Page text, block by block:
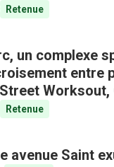
Retenue
un complexe
entre
Worksout,
Retenue
avenue Saint